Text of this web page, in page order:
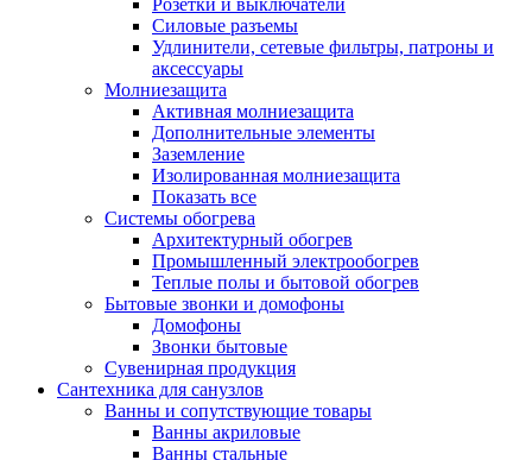
Розетки и выключатели
Силовые разъемы
Удлинители, сетевые фильтры, патроны и
аксессуары
Молниезащита
Активная молниезащита
Дополнительные элементы
Заземление
Изолированная молниезащита
Показать все
Системы обогрева
Архитектурный обогрев
Промышленный электрообогрев
Теплые полы и бытовой обогрев
Бытовые звонки и домофоны
Домофоны
Звонки бытовые
Сувенирная продукция
Сантехника для санузлов
Ванны и сопутствующие товары
Ванны акриловые
Ванны стальные